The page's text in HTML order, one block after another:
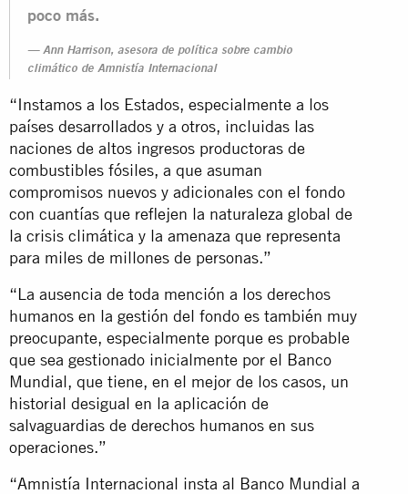
poco más.
Ann Harrison, asesora de política sobre cambio
climático de Amnistía Internacional
“Instamos a los Estados, especialmente a los
países desarrollados y a otros, incluidas las
naciones de altos ingresos productoras de
combustibles fósiles, a que asuman
compromisos nuevos y adicionales con el fondo
con cuantías que reflejen la naturaleza global de
la crisis climática y la amenaza que representa
para miles de millones de personas.”
“La ausencia de toda mención a los derechos
humanos en la gestión del fondo es también muy
preocupante, especialmente porque es probable
que sea gestionado inicialmente por el Banco
Mundial, que tiene, en el mejor de los casos, un
historial desigual en la aplicación de
salvaguardias de derechos humanos en sus
operaciones.”
“Amnistía Internacional insta al Banco Mundial a